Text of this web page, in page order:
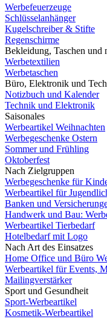
Werbefeuerzeuge
Schlüsselanhänger
Kugelschreiber & Stifte
Regenschirme
Bekleidung, Taschen und
Werbetextilien
Werbetaschen
Büro, Elektronik und
Notizbuch und Kalender
Technik und Elektronik
Saisonales
Werbeartikel Weihnachten
Werbegeschenke Ostern
Sommer und Frühling
Oktoberfest
Nach Zielgruppen
Werbegeschenke für
Werbeartikel für
Banken und
Handwerk und Bau:
Werbeartikel Tierbedarf
Hotelbedarf mit Logo
Nach Art des Einsatzes
Home Office und Büro
Werbeartikel für Events,
Mailingverstärker
Sport und Gesundheit
Sport-Werbeartikel
Kosmetik-Werbeartikel